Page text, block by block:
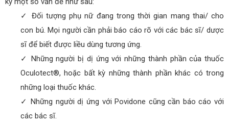
✓ Đối tượng phụ nữ đang trong thời gian mang thai/ cho
con bú. Mọi người cần phải báo cáo rõ với các bác sĩ/ dược
sĩ để biết được liều dùng tương ứng.
✓ Những người bị dị ứng với những thành phần của thuốc
Oculotect®, hoặc bất kỳ những thành phần khác có trong
những loại thuốc khác.
✓ Những người dị ứng với Povidone cũng cần báo cáo với
các bác sĩ.